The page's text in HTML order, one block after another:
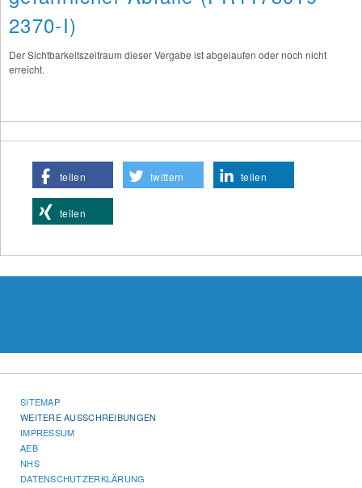
2370-I)
Der Sichtbarkeitszeitraum dieser Vergabe ist abgelaufen oder noch nicht
erreicht.
teilen twittern teilen
teilen
SITEMAP
WEITERE AUSSCHREIBUNGEN
IMPRESSUM
AEB
NHS
DATENSCHUTZERKLÄRUNG